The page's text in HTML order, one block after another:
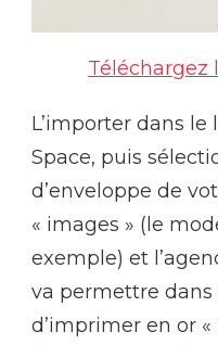
Téléchargez
L’importer dans
Space, puis
d’enveloppe de
« images » (le
exemple) et
va permettre
d’imprimer en or «